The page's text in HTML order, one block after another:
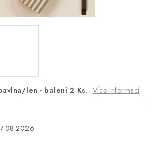
Odstoupení od smlouvy
len - balení 2 Ks. Více informací